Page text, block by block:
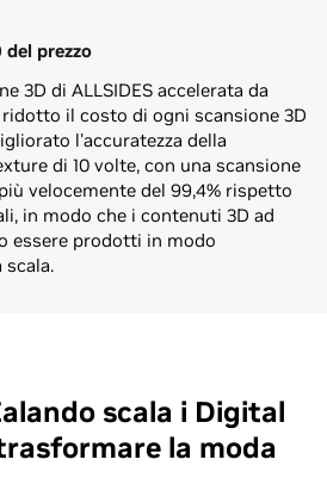
del prezzo
3D di ALLSIDES accelerata da
ridotto il costo di ogni scansione 3D
l'accuratezza della
di 10 volte, con una scansione
velocemente del 99,4% rispetto
in modo che i contenuti 3D ad
essere prodotti in modo
scala i Digital
la moda